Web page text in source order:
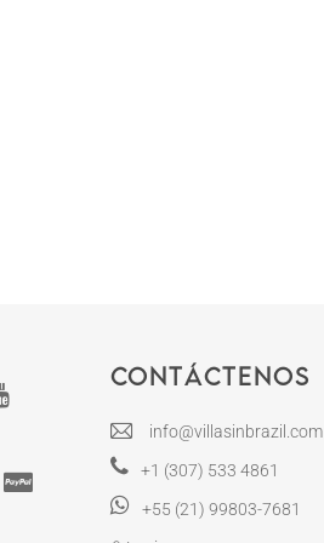
Contáctenos
info@villasinbrazil.com
+1 (307) 533 4861
+55 (21) 99803-7681